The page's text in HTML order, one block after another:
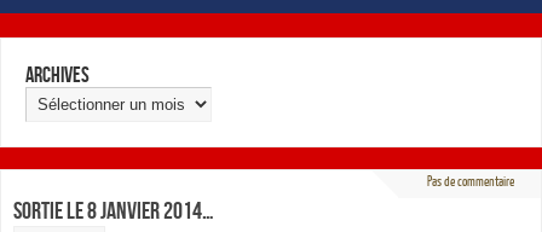
Archives
Pas de commentaire
Sortie le 8 janvier 2014…